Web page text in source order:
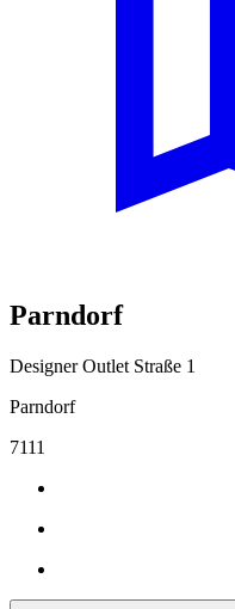
Parndorf
Designer Outlet Straße 1
Parndorf
7111